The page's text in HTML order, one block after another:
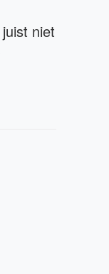
niet